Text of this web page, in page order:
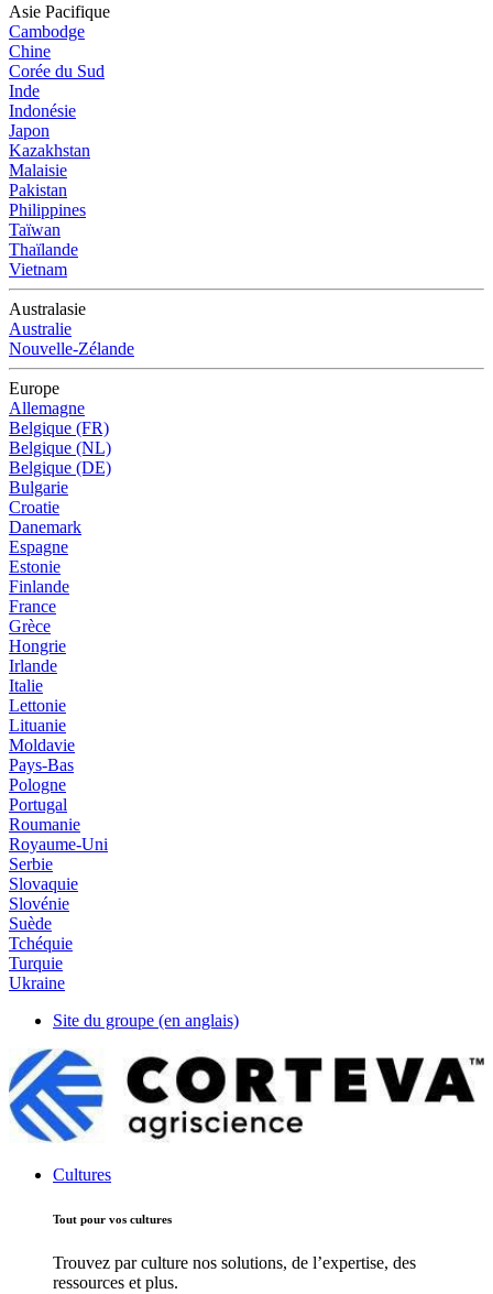
Asie Pacifique
Cambodge
Chine
Corée du Sud
Inde
Indonésie
Japon
Kazakhstan
Malaisie
Pakistan
Philippines
Taïwan
Thaïlande
Vietnam
Australasie
Australie
Nouvelle-Zélande
Europe
Allemagne
Belgique (FR)
Belgique (NL)
Belgique (DE)
Bulgarie
Croatie
Danemark
Espagne
Estonie
Finlande
France
Grèce
Hongrie
Irlande
Italie
Lettonie
Lituanie
Moldavie
Pays-Bas
Pologne
Portugal
Roumanie
Royaume-Uni
Serbie
Slovaquie
Slovénie
Suède
Tchéquie
Turquie
Ukraine
Site du groupe (en anglais)
Cultures
Tout pour vos cultures
Trouvez par culture nos solutions, de l’expertise, des
ressources et plus.